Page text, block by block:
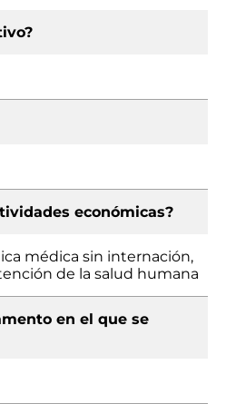
económicas?
médica sin internación,
de la salud humana
en el que se